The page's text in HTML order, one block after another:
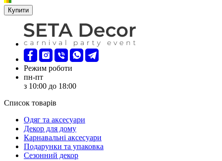
Купити
Режим роботи
пн-пт
з 10:00 до 18:00
Список товарів
Oдяг та аксесуари
Декор для дому
Карнавальні аксесуари
Подарунки та упаковка
Сезонний декор